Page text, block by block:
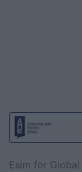
Esim for Global